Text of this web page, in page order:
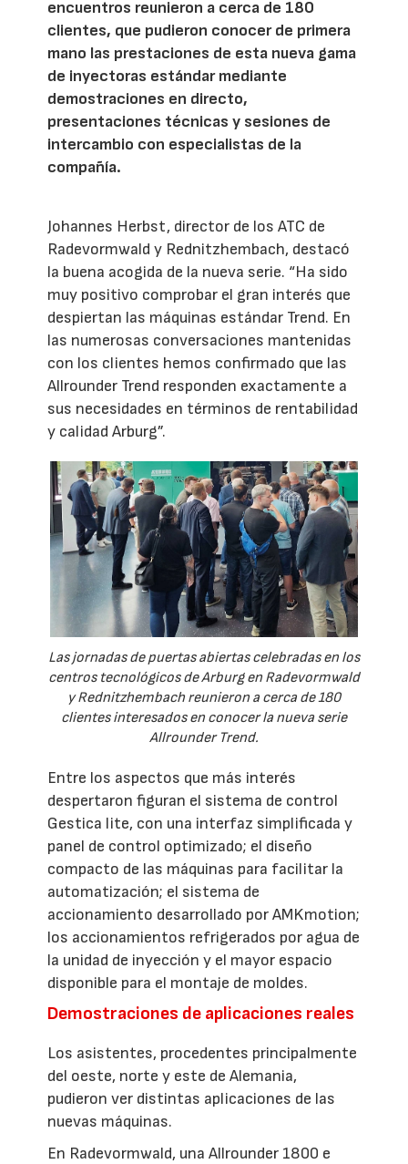
encuentros reunieron a cerca de 180
clientes, que pudieron conocer de primera
mano las prestaciones de esta nueva gama
de inyectoras estándar mediante
demostraciones en directo,
presentaciones técnicas y sesiones de
intercambio con especialistas de la
compañía.
Johannes Herbst, director de los ATC de
Radevormwald y Rednitzhembach, destacó
la buena acogida de la nueva serie. “Ha sido
muy positivo comprobar el gran interés que
despiertan las máquinas estándar Trend. En
las numerosas conversaciones mantenidas
con los clientes hemos confirmado que las
Allrounder Trend responden exactamente a
sus necesidades en términos de rentabilidad
y calidad Arburg”.
Las jornadas de puertas abiertas celebradas en los
centros tecnológicos de Arburg en Radevormwald
y Rednitzhembach reunieron a cerca de 180
clientes interesados en conocer la nueva serie
Allrounder Trend.
Entre los aspectos que más interés
despertaron figuran el sistema de control
Gestica lite, con una interfaz simplificada y
panel de control optimizado; el diseño
compacto de las máquinas para facilitar la
automatización; el sistema de
accionamiento desarrollado por AMKmotion;
los accionamientos refrigerados por agua de
la unidad de inyección y el mayor espacio
disponible para el montaje de moldes.
Demostraciones de aplicaciones reales
Los asistentes, procedentes principalmente
del oeste, norte y este de Alemania,
pudieron ver distintas aplicaciones de las
nuevas máquinas.
En Radevormwald, una Allrounder 1800 e